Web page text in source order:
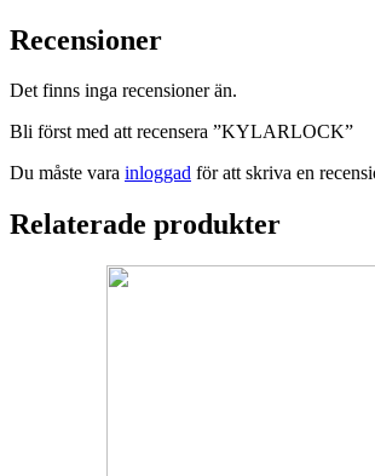
Recensioner
Det finns inga recensioner än.
Bli först med att recensera ”KYLARLOCK”
Du måste vara inloggad för att skriva en
Relaterade produkter